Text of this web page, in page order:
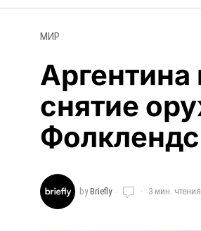
МИР
снятие
byBriefly 3 мин. чтения